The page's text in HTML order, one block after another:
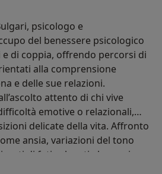
psicologo e
del benessere psicologico
di coppia, offrendo percorsi di
alla comprensione
e delle sue relazioni.
attento di chi vive
emotive o relazionali,
delicate della vita. Affronto
ansia, variazioni del tono
di fatica legati al proprio